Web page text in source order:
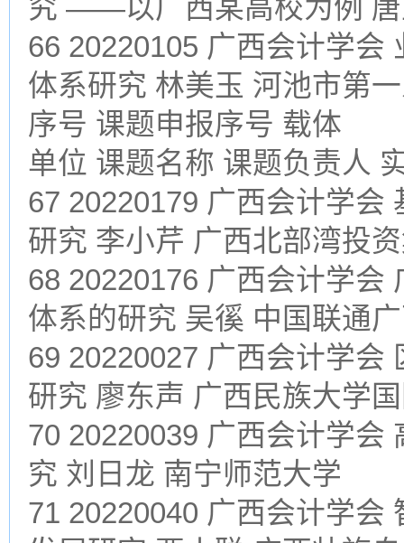
究 ——以广西某高校为例 唐
66 20220105 广西会计学会
体系研究 林美玉 河池市第
序号 课题申报序号 载体
单位 课题名称 课题负责人
67 20220179 广西会计学会
研究 李小芹 广西北部湾投
68 20220176 广西会计学会
体系的研究 吴徯 中国联通
69 20220027 广西会计学会
研究 廖东声 广西民族大学
70 20220039 广西会计学会
究 刘日龙 南宁师范大学
71 20220040 广西会计学会